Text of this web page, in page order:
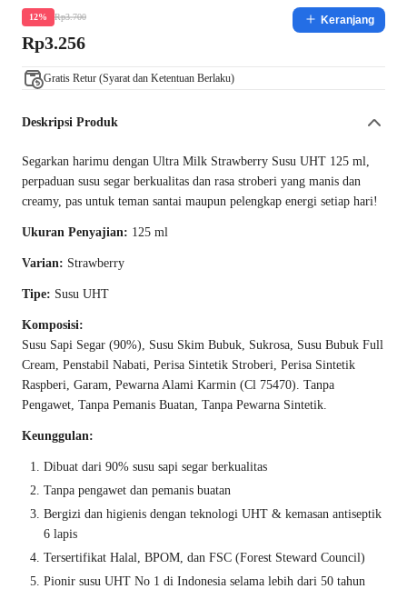
12% Rp3.700
Rp3.256
Keranjang
Gratis Retur (Syarat dan Ketentuan Berlaku)
Deskripsi Produk
Segarkan harimu dengan Ultra Milk Strawberry Susu UHT 125 ml,
perpaduan susu segar berkualitas dan rasa stroberi yang manis dan
creamy, pas untuk teman santai maupun pelengkap energi setiap hari!
Ukuran Penyajian: 125 ml
Varian: Strawberry
Tipe: Susu UHT
Komposisi:
Susu Sapi Segar (90%), Susu Skim Bubuk, Sukrosa, Susu Bubuk Full
Cream, Penstabil Nabati, Perisa Sintetik Stroberi, Perisa Sintetik
Raspberi, Garam, Pewarna Alami Karmin (Cl 75470). Tanpa
Pengawet, Tanpa Pemanis Buatan, Tanpa Pewarna Sintetik.
Keunggulan:
Dibuat dari 90% susu sapi segar berkualitas
Tanpa pengawet dan pemanis buatan
Bergizi dan higienis dengan teknologi UHT & kemasan antiseptik
6 lapis
Tersertifikat Halal, BPOM, dan FSC (Forest Steward Council)
Pionir susu UHT No 1 di Indonesia selama lebih dari 50 tahun